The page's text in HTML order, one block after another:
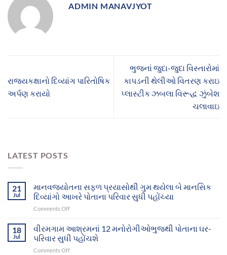
ADMIN MANAVJYOT
રાજ્યકક્ષાનો દિવ્યાંગ પારિતોષિક
અર્પણ કરાયો
ભુજનાં જુદા-જુદા વિસ્તારોમાં
કાપડની થેલીઓ વિતરણ કરાઇ
પ્લાસ્ટીક ઝબલા વિરૂદ્ધ ઝુંબેશ
ચલાવાઇ
LATEST POSTS
21
Jul
માનવજ્યોતના સફળ પ્રયાસોથી ગુમ થયેલા બે માનસિક
દિવ્યાંગો આખરે પોતાના પરિવાર સુધી પહોંચ્યા
Comments Offon
પ્રયાસોથી
ગુમ
થયેલા
18
Jul
વીરમગામ આશ્રમનાં 12 મનોરોગીઓભુજથી પોતાના ઘર-
પરિવાર સુધી પહોંચશે
Comments Offon